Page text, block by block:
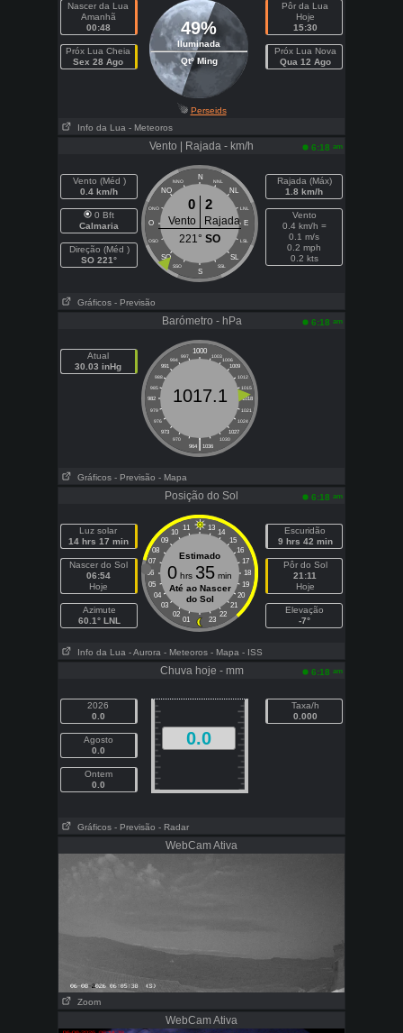
Nascer da Lua
Amanhã
00:48
Próx Lua Cheia
Sex 28 Ago
49%
Iluminada
Qtº Ming
Pôr da Lua
Hoje
15:30
Próx Lua Nova
Qua 12 Ago
Perseids
Info da Lua - Meteoros
Vento | Rajada - km/h 6:18 am
Vento (Méd )
0.4 km/h
0 Bft
Calmaria
Direção (Méd )
SO 221°
N
NNO NNL
NO NL
ONO LNL
O E
OSO LSL
SO SL
SSO SSL
S
0 2
Vento
Rajada
221° SO
Rajada (Máx)
1.8 km/h
Vento
0.4 km/h =
0.1 m/s
0.2 mph
0.2 kts
Gráficos - Previsão
Barómetro - hPa 6:18 am
Atual
30.03 inHg
1000
997 1003
994
1006
991
1009
988
1012
985
1015
982
1018
979
1021
976
1024
973
1027
970
1030
|
964 1036
1017.1
Gráficos - Previsão - Mapa
Posição do Sol 6:18 am
Luz solar
14 hrs 17 min
Nascer do Sol
06:54
Hoje
Azimute
60.1° LNL
11 13
10
14
09
15
08
16
07
17
06
18
05
19
04
20
03
21
02
22
01 23
Estimado
0 hrs 35 min
Até ao Nascer
do Sol
Escuridão
9 hrs 42 min
Pôr do Sol
21:11
Hoje
Elevação
-7°
Info da Lua - Aurora - Meteoros - Mapa - ISS
Chuva hoje - mm 6:18 am
2026
0.0
Agosto
0.0
Ontem
0.0
0.0
Taxa/h
0.000
Gráficos - Previsão - Radar
WebCam Ativa
Zoom
WebCam Ativa